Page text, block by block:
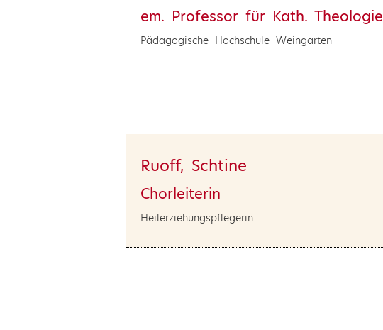
em. Professor für Kath. Theologie
Pädagogische Hochschule Weingarten
Ruoff, Schtine
Chorleiterin
Heilerziehungspflegerin